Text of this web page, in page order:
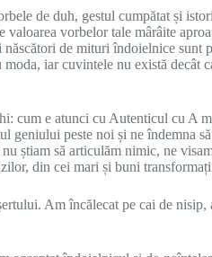
de duh, gestul cumpătat și
vorbelor tale mârâite
de mituri îndoielnice
iar cuvintele nu există decât
cum e atunci cu Autenticul cu
geniului peste noi și ne îndemna
știam să articulăm nimic, ne
din cei mari și buni
Am încălecat pe cai de